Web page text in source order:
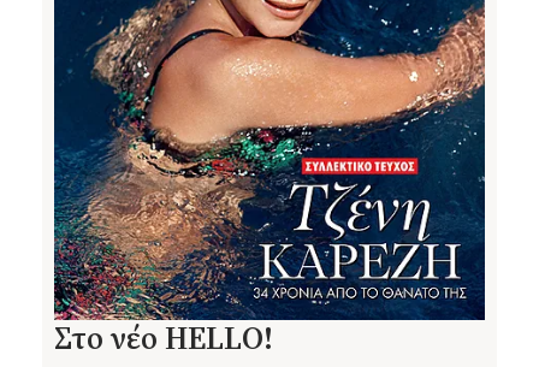
Στο νέο HELLO!